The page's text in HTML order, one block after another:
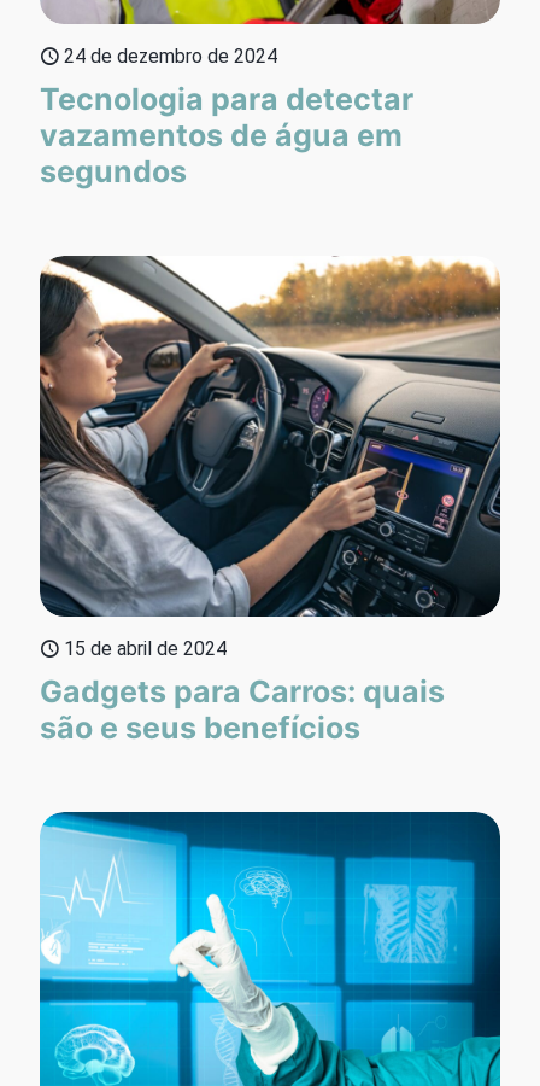
24 de dezembro de 2024
Tecnologia para detectar
vazamentos de água em
segundos
15 de abril de 2024
Gadgets para Carros: quais
são e seus benefícios